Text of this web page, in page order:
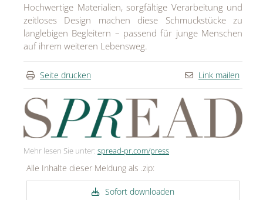
Hochwertige Materialien, sorgfältige Verarbeitung und
zeitloses Design machen diese Schmuckstücke zu
langlebigen Begleitern – passend für junge Menschen
auf ihrem weiteren Lebensweg.
Seite drucken Link mailen
Mehr lesen Sie unter: spread-pr.com/press
Alle Inhalte dieser Meldung als .zip:
Sofort downloaden